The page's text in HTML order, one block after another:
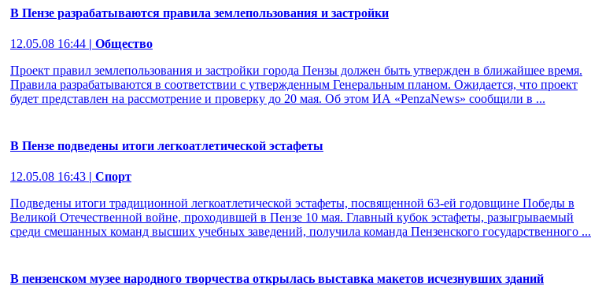
В Пензе разрабатываются правила землепользования и застройки
12.05.08 16:44 | Общество
Проект правил землепользования и застройки города Пензы должен быть утвержден в ближайшее время.
Правила разрабатываются в соответствии с утвержденным Генеральным планом. Ожидается, что проект
будет представлен на рассмотрение и проверку до 20 мая. Об этом ИА «PenzaNews» сообщили в ...
В Пензе подведены итоги легкоатлетической эстафеты
12.05.08 16:43 | Спорт
Подведены итоги традиционной легкоатлетической эстафеты, посвященной 63-ей годовщине Победы в
Великой Отечественной войне, проходившей в Пензе 10 мая. Главный кубок эстафеты, разыгрываемый
среди смешанных команд высших учебных заведений, получила команда Пензенского государственного ...
В пензенском музее народного творчества открылась выставка макетов исчезнувших зданий